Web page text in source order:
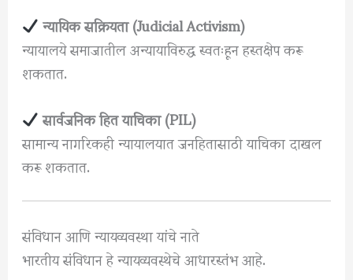
न्यायिक सक्रियता (Judicial Activism)
न्यायालये समाजातील अन्यायाविरुद्ध स्वतःहून हस्तक्षेप करू
शकतात.
सार्वजनिक हित याचिका (PIL)
सामान्य नागरिकही न्यायालयात जनहितासाठी याचिका दाखल
करू शकतात.
संविधान आणि न्यायव्यवस्था यांचे नाते
भारतीय संविधान हे न्यायव्यवस्थेचे आधारस्तंभ आहे.